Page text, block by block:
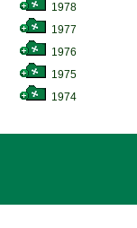
1978
1977
1976
1975
1974